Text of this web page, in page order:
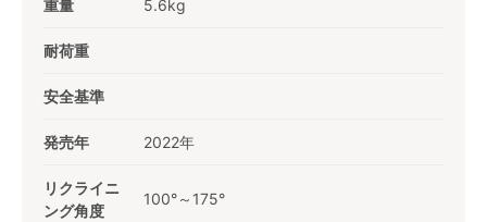
重量 5.6kg
耐荷重
安全基準
発売年 2022年
リクライニ
ング角度
100°～175°